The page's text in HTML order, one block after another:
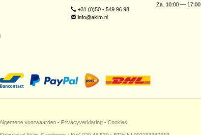
+31 (0)50 - 549 96 98
info@akim.nl
Za. 10:00 — 17:00
Algemene voorwaarden • Privacyverklaring • Cookies